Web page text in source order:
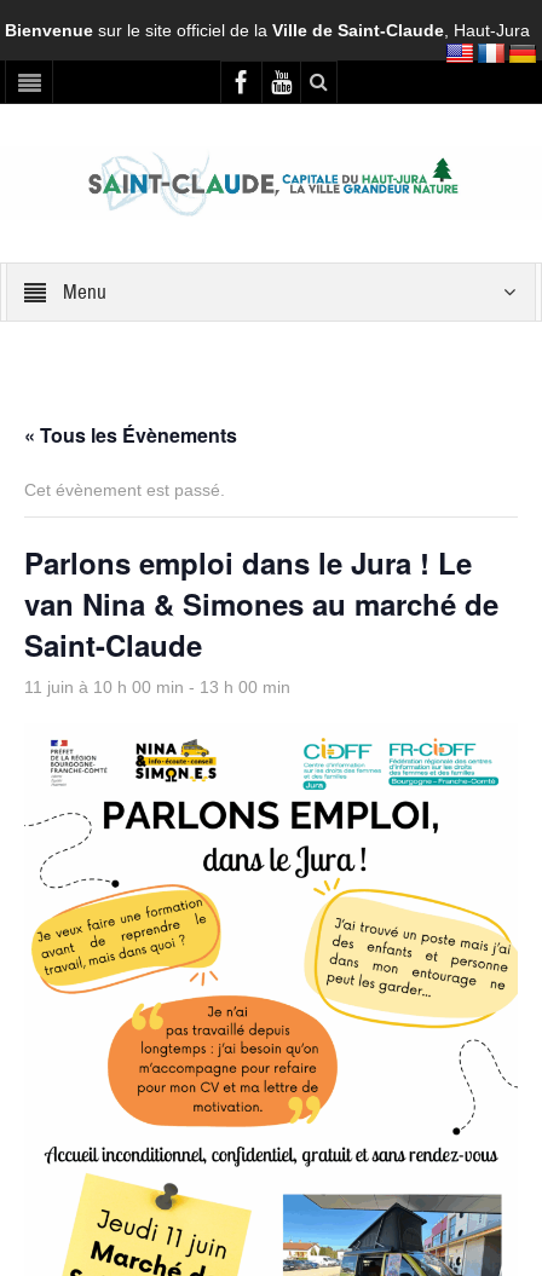
Bienvenuesur le site officiel de laVille de Saint-Claude , Haut-Jura
Menu
« Tous les Évènements
Cet évènement est passé.
Parlons emploi dans le Jura ! Le
van Nina & Simones au marché de
Saint-Claude
11 juin à 10 h 00 min - 13 h 00 min